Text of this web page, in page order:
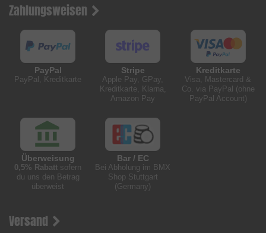
Zahlungsweisen
PayPal
PayPal, Kreditkarte
Stripe
Apple Pay, GPay,
Kreditkarte, Klarna,
Amazon Pay
Kreditkarte
Visa, Mastercard &
Co. via PayPal (ohne
PayPal Account)
Überweisung
0,5% Rabatt sofern
du uns den Betrag
überweist
Bar / EC
Bei Abholung im BMX
Shop Stuttgart
(Germany)
Versand